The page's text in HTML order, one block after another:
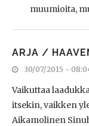
muumioita,
ARJA /
30/07/2015 -
Vaikuttaa
itsekin, vaikken
Aikamolinen